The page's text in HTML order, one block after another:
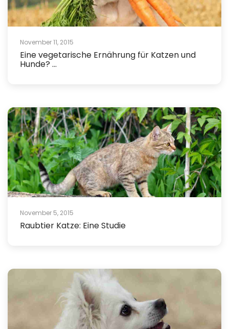
November 11, 2015
Eine vegetarische Ernährung für Katzen und
Hunde? ...
November 5, 2015
Raubtier Katze: Eine Studie